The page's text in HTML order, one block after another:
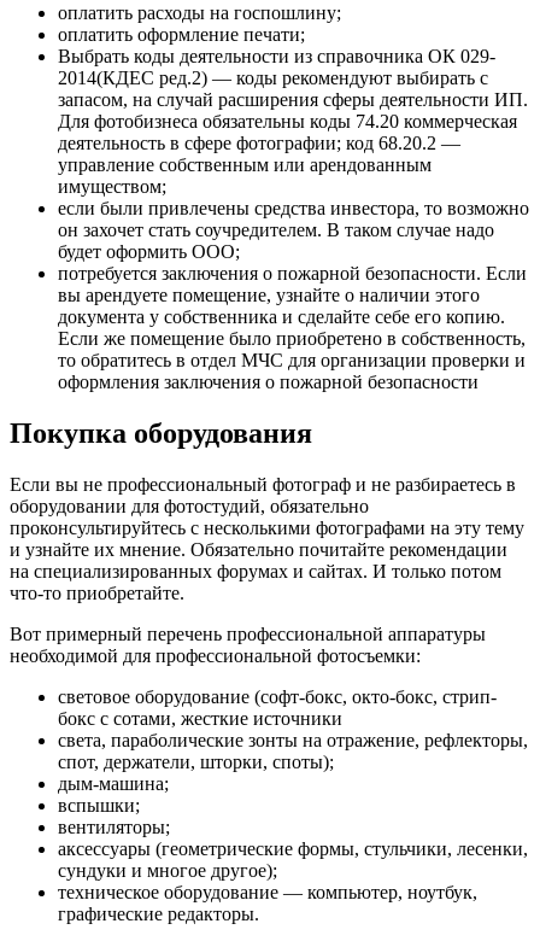
оплатить расходы на госпошлину;
оплатить оформление печати;
Выбрать коды деятельности из справочника ОК 029-
2014(КДЕС ред.2) — коды рекомендуют выбирать с
запасом, на случай расширения сферы деятельности ИП.
Для фотобизнеса обязательны коды 74.20 коммерческая
деятельность в сфере фотографии; код 68.20.2 —
управление собственным или арендованным
имуществом;
если были привлечены средства инвестора, то возможно
он захочет стать соучредителем. В таком случае надо
будет оформить ООО;
потребуется заключения о пожарной безопасности. Если
вы арендуете помещение, узнайте о наличии этого
документа у собственника и сделайте себе его копию.
Если же помещение было приобретено в собственность,
то обратитесь в отдел МЧС для организации проверки и
оформления заключения о пожарной безопасности
Покупка оборудования
Если вы не профессиональный фотограф и не разбираетесь в
оборудовании для фотостудий, обязательно
проконсультируйтесь с несколькими фотографами на эту тему
и узнайте их мнение. Обязательно почитайте рекомендации
на специализированных форумах и сайтах. И только потом
что-то приобретайте.
Вот примерный перечень профессиональной аппаратуры
необходимой для профессиональной фотосъемки:
световое оборудование (софт-бокс, окто-бокс, стрип-
бокс с сотами, жесткие источники
света, параболические зонты на отражение, рефлекторы,
спот, держатели, шторки, споты);
дым-машина;
вспышки;
вентиляторы;
аксессуары (геометрические формы, стульчики, лесенки,
сундуки и многое другое);
техническое оборудование — компьютер, ноутбук,
графические редакторы.